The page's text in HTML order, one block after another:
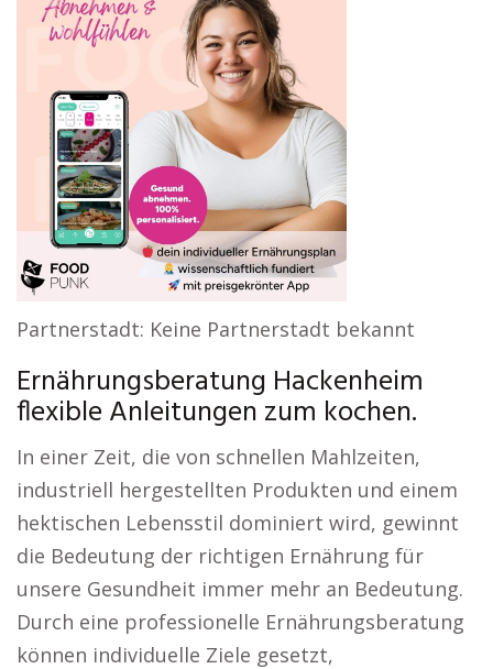
Partnerstadt: Keine Partnerstadt bekannt
Ernährungsberatung Hackenheim
flexible Anleitungen zum kochen.
In einer Zeit, die von schnellen Mahlzeiten,
industriell hergestellten Produkten und einem
hektischen Lebensstil dominiert wird, gewinnt
die Bedeutung der richtigen Ernährung für
unsere Gesundheit immer mehr an Bedeutung.
Durch eine professionelle Ernährungsberatung
können individuelle Ziele gesetzt,